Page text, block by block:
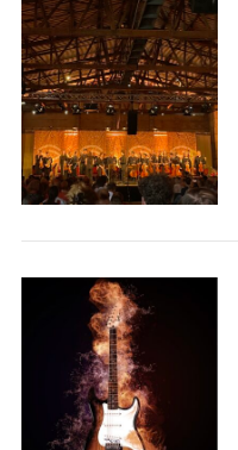
S
e
a
r